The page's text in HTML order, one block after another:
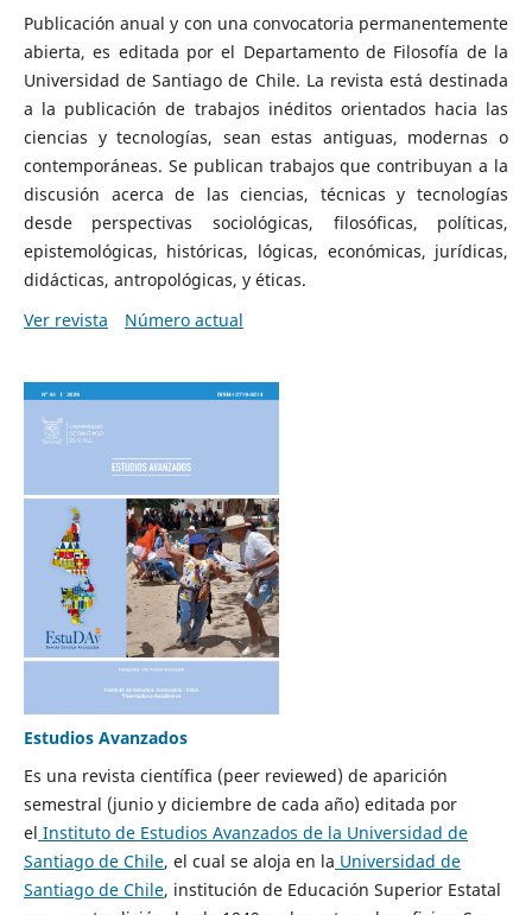
Publicación anual y con una convocatoria permanentemente
abierta, es editada por el Departamento de Filosofía de la
Universidad de Santiago de Chile. La revista está destinada
a la publicación de trabajos inéditos orientados hacia las
ciencias y tecnologías, sean estas antiguas, modernas o
contemporáneas. Se publican trabajos que contribuyan a la
discusión acerca de las ciencias, técnicas y tecnologías
desde perspectivas sociológicas, filosóficas, políticas,
epistemológicas, históricas, lógicas, económicas, jurídicas,
didácticas, antropológicas, y éticas.
Ver revista
Número actual
Estudios Avanzados
Es una revista científica (peer reviewed) de aparición
semestral (junio y diciembre de cada año) editada por
el Instituto de Estudios Avanzados de la Universidad de
Santiago de Chile, el cual se aloja en la Universidad de
Santiago de Chile, institución de Educación Superior Estatal